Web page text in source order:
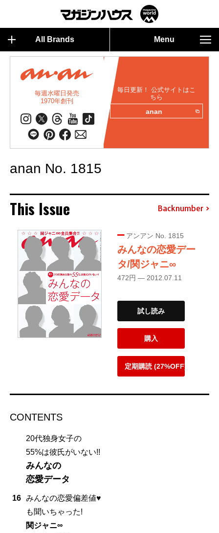
All Brands Menu
毎週水曜日発売
1970年創刊
毎日更新！ 公式サイトはこ
ちら
anan
anan No. 1815
This Issue Backnumber
アンアン No. 1815
みんなの恋愛デー
タ/関ジャニ∞
472円 — 2012.07.11
試し読み
購入
定期購読 (27%OFF)
CONTENTS
20代独身女子の
55%は彼氏がいない!!
みんなの
恋愛データ
16 みんなの恋愛偏差値♥
も聞いちゃった!
関ジャニ∞